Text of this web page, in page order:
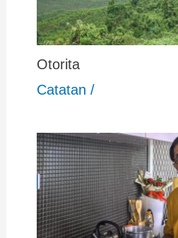
Otorita
Catatan /